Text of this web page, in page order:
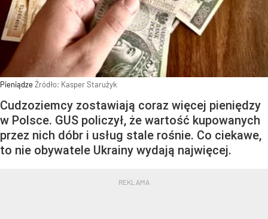
PieniądzeŹródło: Kasper Starużyk
Cudzoziemcy zostawiają coraz więcej pieniędzy
w Polsce. GUS policzył, że wartość kupowanych
przez nich dóbr i usług stale rośnie. Co ciekawe,
to nie obywatele Ukrainy wydają najwięcej.